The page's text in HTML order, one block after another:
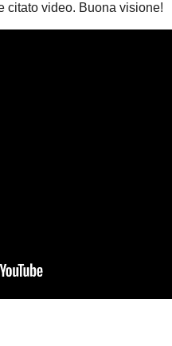
citato video. Buona visione!